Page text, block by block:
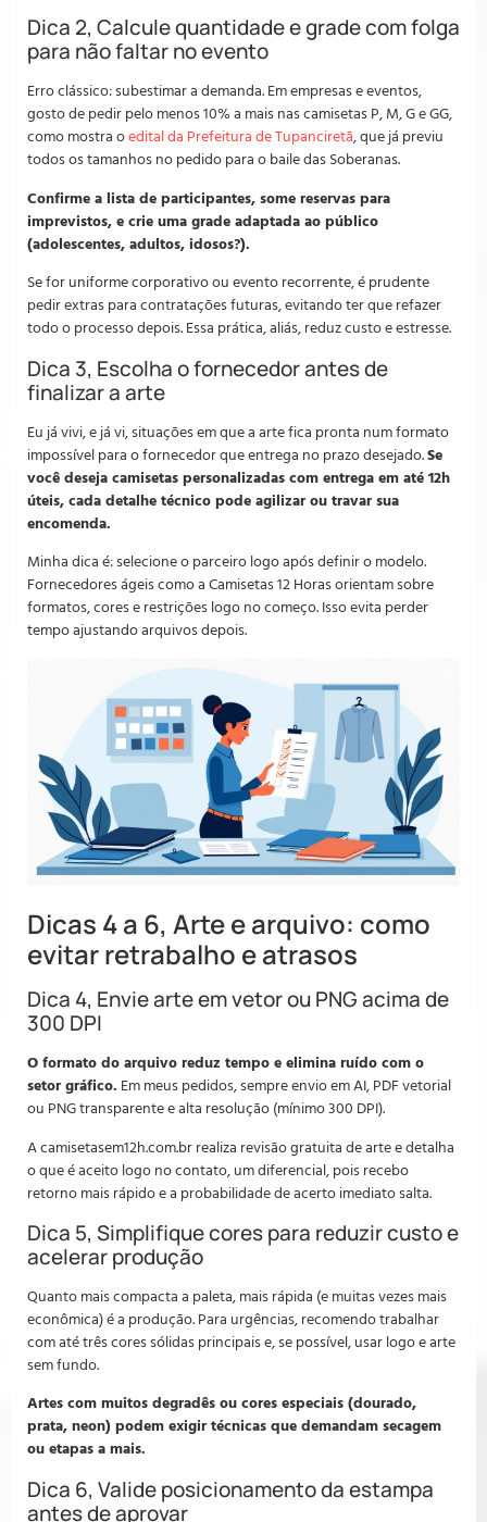
Dica 2, Calcule quantidade e grade com folga
para não faltar no evento
Erro clássico: subestimar a demanda. Em empresas e eventos,
gosto de pedir pelo menos 10% a mais nas camisetas P, M, G e GG,
como mostra oedital da Prefeitura de Tupanciretã, que já previu
todos os tamanhos no pedido para o baile das Soberanas.
Confirme a lista de participantes, some reservas para
imprevistos, e crie uma grade adaptada ao público
(adolescentes, adultos, idosos?).
Se for uniforme corporativo ou evento recorrente, é prudente
pedir extras para contratações futuras, evitando ter que refazer
todo o processo depois. Essa prática, aliás, reduz custo e estresse.
Dica 3, Escolha o fornecedor antes de
finalizar a arte
Eu já vivi, e já vi, situações em que a arte fica pronta num formato
impossível para o fornecedor que entrega no prazo desejado.Se
você deseja camisetas personalizadas com entrega em até 12h
úteis, cada detalhe técnico pode agilizar ou travar sua
encomenda.
Minha dica é: selecione o parceiro logo após definir o modelo.
Fornecedores ágeis como a Camisetas 12 Horas orientam sobre
formatos, cores e restrições logo no começo. Isso evita perder
tempo ajustando arquivos depois.
Dicas 4 a 6, Arte e arquivo: como
evitar retrabalho e atrasos
Dica 4, Envie arte em vetor ou PNG acima de
300 DPI
O formato do arquivo reduz tempo e elimina ruído com o
setor gráfico. Em meus pedidos, sempre envio em AI, PDF vetorial
ou PNG transparente e alta resolução (mínimo 300 DPI).
A camisetasem12h.com.br realiza revisão gratuita de arte e detalha
o que é aceito logo no contato, um diferencial, pois recebo
retorno mais rápido e a probabilidade de acerto imediato salta.
Dica 5, Simplifique cores para reduzir custo e
acelerar produção
Quanto mais compacta a paleta, mais rápida (e muitas vezes mais
econômica) é a produção. Para urgências, recomendo trabalhar
com até três cores sólidas principais e, se possível, usar logo e arte
sem fundo.
Artes com muitos degradês ou cores especiais (dourado,
prata, neon) podem exigir técnicas que demandam secagem
ou etapas a mais.
Dica 6, Valide posicionamento da estampa
antes de aprovar